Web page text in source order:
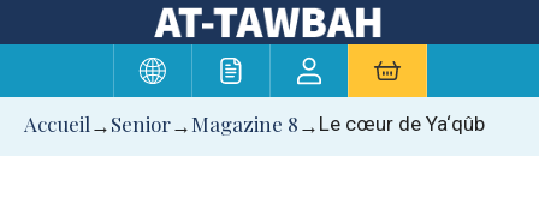
au
Accueil → Senior→ Magazine 8 → Le cœur de Ya‘qûb